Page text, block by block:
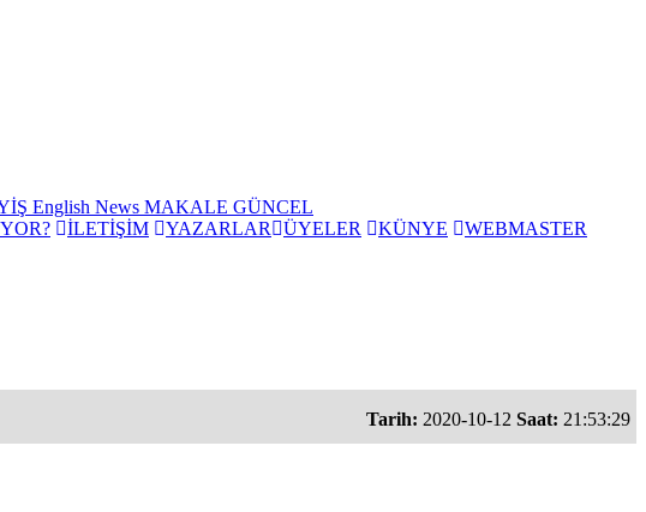
English News MAKALE GÜNCEL
İLETİŞİM YAZARLAR ÜYELER KÜNYE WEBMASTER
Tarih: 2020-10-12 Saat: 21:53:29